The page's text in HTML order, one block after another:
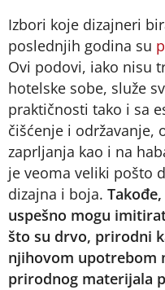
Izbori koje dizajneri
poslednjih godina su
Ovi podovi, iako nisu
hotelske sobe, služe
praktičnosti tako i sa
čišćenje i održavanje,
zaprljanja kao i na
je veoma veliki pošto
dizajna i boja.
uspešno mogu
što su drvo, prirodni
njihovom upotrebom
prirodnog materijala